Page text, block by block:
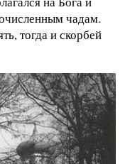
чадам.
тогда и скорбей